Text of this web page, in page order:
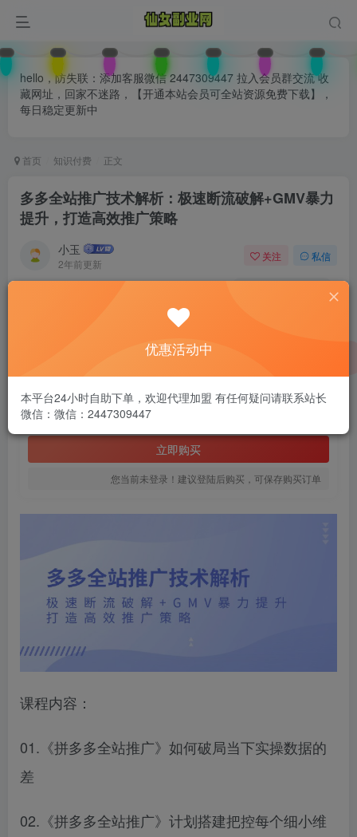
hello，防失联：添加客服微信 2447309447 拉入会员群交流 收
藏网址，回家不迷路，【开通本站会员可全站资源免费下载】，
每日稳定更新中
首页 知识付费 正文
多多全站推广技术解析：极速断流破解+GMV暴力
提升，打造高效推广策略
小玉
2年前更新
关注 私信
0 118 74
此内容为付费阅读，请付费后查看
￥1.99
黄金会员免费
立即购买
您当前未登录！建议登陆后购买，可保存购买订单
课程内容：
01.《拼多多全站推广》如何破局当下实操数据的
差
02.《拼多多全站推广》计划搭建把控每个细小维
优惠活动中
本平台24小时自助下单，欢迎代理加盟 有任何疑问请联系站长
微信：微信：2447309447